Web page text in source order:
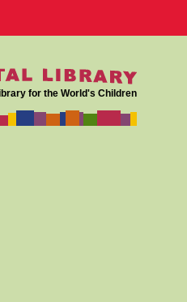
for the World's Children